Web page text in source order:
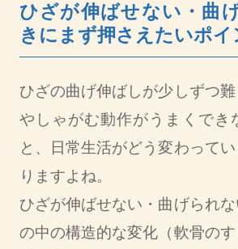
ひざが伸ばせない・曲
きにまず押さえたいポイ
ひざの曲げ伸ばしが少しずつ
やしゃがむ動作がうまくでき
と、日常生活がどう変わって
りますよね。
ひざが伸ばせない・曲げられ
の中の構造的な変化（軟骨のす